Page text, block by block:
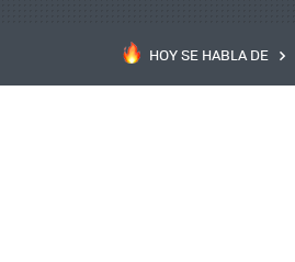
HOY SE HABLA DE